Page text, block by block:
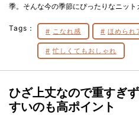
季。そんな今の季節にぴったりなニット
Tags： こなれ感 ほめられ
忙しくてもおしゃれ
ひざ上丈なので重すぎ
すいのも高ポイント